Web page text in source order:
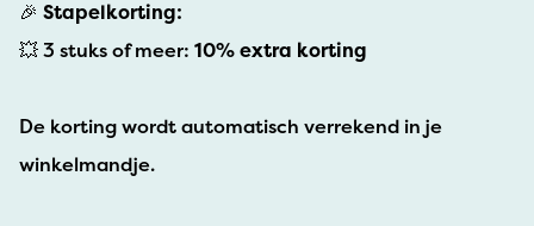
🎉 Stapelkorting:
💥 3 stuks of meer: 10% extra korting
De korting wordt automatisch verrekend in je
winkelmandje.